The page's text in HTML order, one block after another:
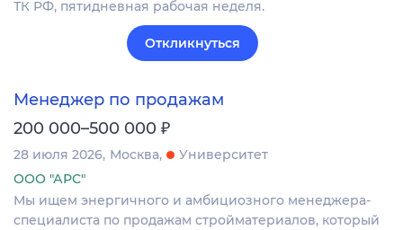
ТК РФ, пятидневная рабочая неделя.
Откликнуться
Менеджер по продажам
200 000–500 000 ₽
28 июля 2026 Москва
Университет
ООО "АРС"
Мы ищем энергичного и амбициозного менеджера-
специалиста по продажам стройматериалов, который